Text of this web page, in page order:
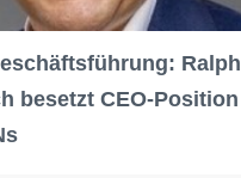
Ralph
besetzt CEO-Position